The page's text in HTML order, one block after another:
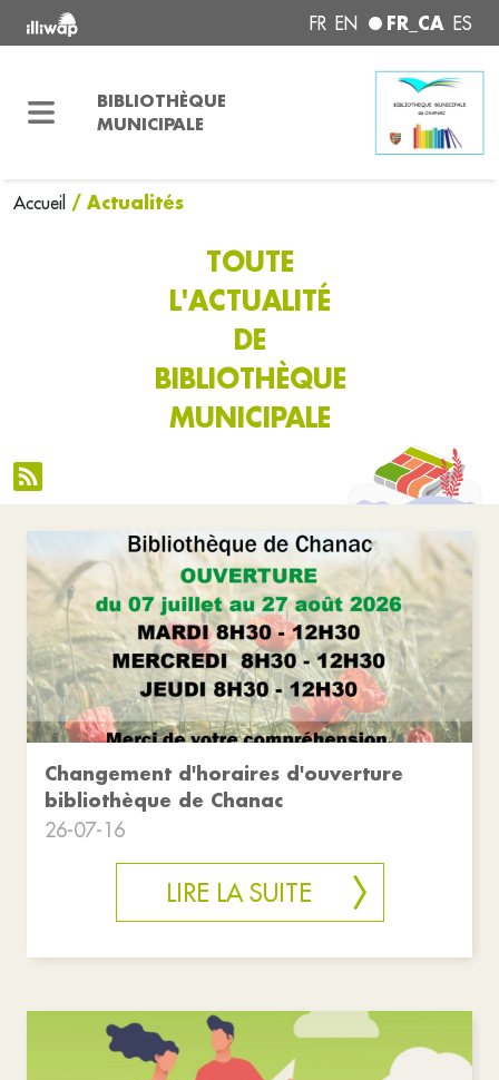
FR EN FR_CA ES
BIBLIOTHÈQUE
MUNICIPALE
Accueil / Actualités
TOUTE
L'ACTUALITÉ
DE
BIBLIOTHÈQUE
MUNICIPALE
Changement d'horaires d'ouverture
bibliothèque de Chanac
26-07-16
LIRE LA SUITE